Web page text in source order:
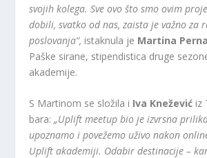
svojih kolega. Sve ovo što smo ovim
dobili, svatko od nas, zaista je važno za
poslovanja“, istaknula je Martina
Paške sirane, stipendistica druge
akademije.
S Martinom se složila i Iva Knežević iz
bara:„Uplift meetup bio je izvrsna
upoznamo i povežemo uživo nakon
Uplift akademiji. Odabir destinacije –